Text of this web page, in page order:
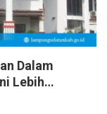
Dalam
Lebih